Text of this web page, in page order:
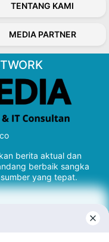
TENTANG KAMI
MEDIA PARTNER
berita aktual dan
berbaik sangka
yang tepat.